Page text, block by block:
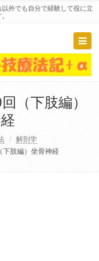
外でも自分で経験して役に立
（下肢編）
解剖学
下肢編）坐骨神経